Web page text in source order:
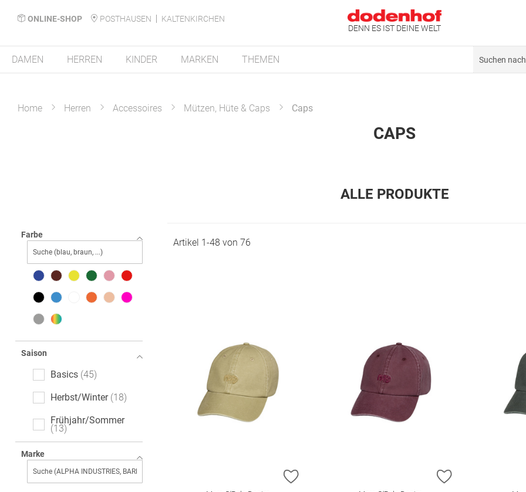
ONLINE-SHOP POSTHAUSEN
KALTENKIRCHEN
DENN ES IST DEINE WELT
DAMEN HERREN KINDER MARKEN THEMEN
Home Herren Accessoires Mützen, Hüte & Caps Caps
CAPS
ALLE PRODUKTE
Farbe
Saison
Basics 45
Herbst/Winter 18
Frühjahr/Sommer
13
Marke
Artikel 1-48 von 76
ZUR WUNSCHLISTE HINZUFÜGEN ZUR